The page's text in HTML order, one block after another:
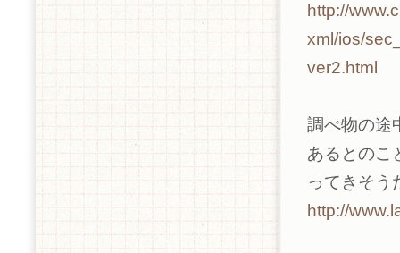
http://
xml/ios/
ver2.html
調べ物の途
あるとのこ
ってきそう
http://